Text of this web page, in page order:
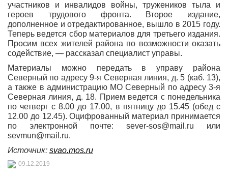
участников и инвалидов войны, тружеников тыла и
героев трудового фронта. Второе издание,
дополненное и отредактированное, вышло в 2015 году.
Теперь ведется сбор материалов для третьего издания.
Просим всех жителей района по возможности оказать
содействие, — рассказал специалист управы.
Материалы можно передать в управу района
Северный по адресу 9-я Северная линия, д. 5 (каб. 13),
а также в администрацию МО Северный по адресу 3-я
Северная линия, д. 18. Прием ведется с понедельника
по четверг с 8.00 до 17.00, в пятницу до 15.45 (обед с
12.00 до 12.45). Оцифрованный материал принимается
по электронной почте: sever-sos@mail.ru или
sevmun@mail.ru.
Источник: svao.mos.ru
09.12.2019